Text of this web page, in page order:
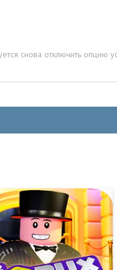
снова отключить опцию